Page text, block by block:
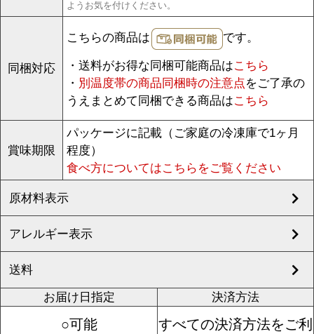
ようお気を付けください。
同梱対応
こちらの商品は です。
・送料がお得な同梱可能商品はこちら
・ 別温度帯の商品同梱時の注意点をご了承の
うえまとめて同梱できる商品はこちら
賞味期限
パッケージに記載（ご家庭の冷凍庫で1ヶ月
程度）
食べ方についてはこちらをご覧ください
原材料表示
アレルギー表示
送料
お届け日指定
○可能
決済方法
すべての決済方法をご利